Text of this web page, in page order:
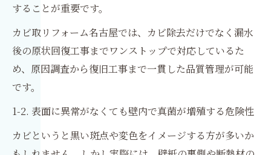
することが重要です。
カビ取リフォーム名古屋では、カビ除去だけでなく漏水
後の原状回復工事までワンストップで対応しているた
め、原因調査から復旧工事まで一貫した品質管理が可能
です。
1-2. 表面に異常がなくても壁内で真菌が増殖する危険性
カビというと黒い斑点や変色をイメージする方が多いか